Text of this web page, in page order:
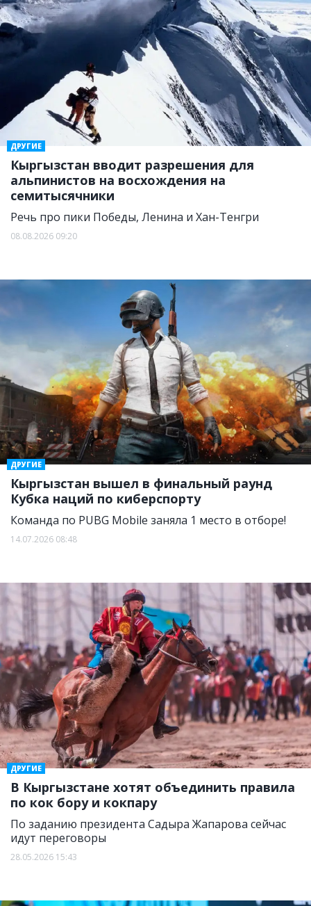
Кыргызстан вводит разрешения для
альпинистов на восхождения на
семитысячники
Речь про пики Победы, Ленина и Хан-Тенгри
08.08.2026 09:20
ДРУГИЕ
Кыргызстан вышел в финальный раунд
Кубка наций по киберспорту
Команда по PUBG Mobile заняла 1 место в отборе!
14.07.2026 08:48
ДРУГИЕ
В Кыргызстане хотят объединить правила
по кок бору и кокпару
По заданию президента Садыра Жапарова сейчас
идут переговоры
28.05.2026 15:43
ДРУГИЕ